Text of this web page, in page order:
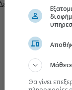
Θα γίνει